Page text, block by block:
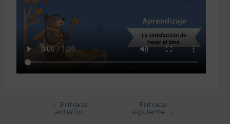
← Entrada
anterior
Entrada
siguiente →